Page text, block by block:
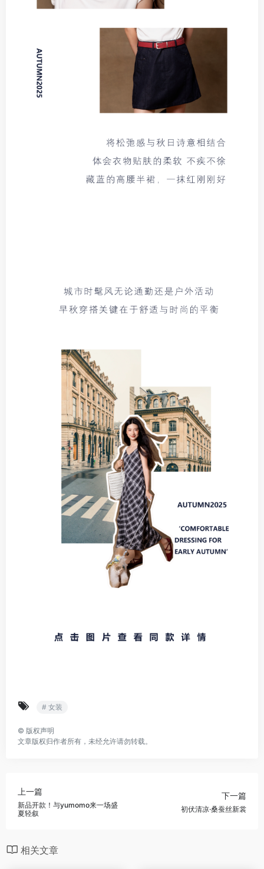
# 女装
© 版权声明
文章版权归作者所有，未经允许请勿转载。
上一篇
新品开款！与yumomo来一场盛
夏轻叙
下一篇
初伏清凉·桑蚕丝新裳
相关文章